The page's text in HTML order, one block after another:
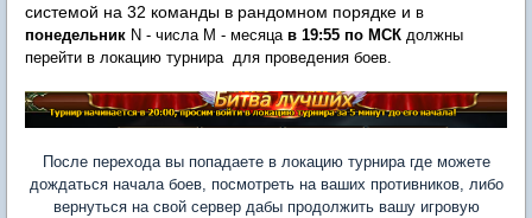
системой на 32 команды в рандомном порядке и в
понедельник N - числа M - месяца в 19:55 по МСК должны
перейти в локацию турнира для проведения боев.
После перехода вы попадаете в локацию турнира где можете
дождаться начала боев, посмотреть на ваших противников, либо
вернуться на свой сервер дабы продолжить вашу игровую